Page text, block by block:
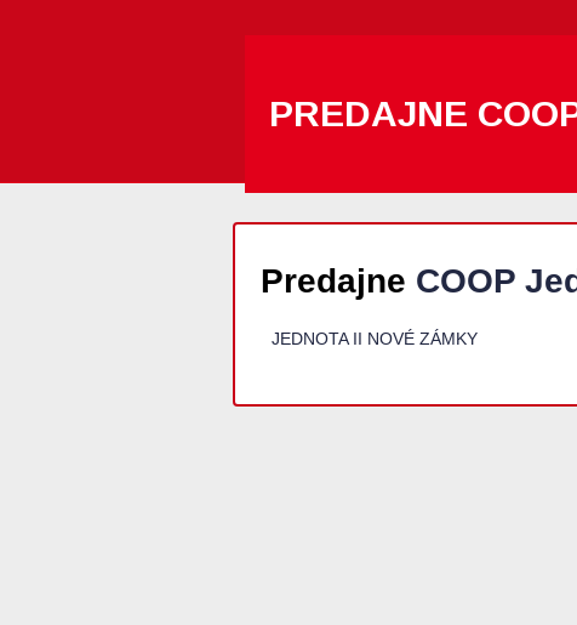
PREDAJNE
Predajne COOP
JEDNOTA II NOVÉ ZÁMKY